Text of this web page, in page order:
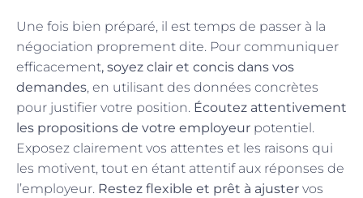
Une fois bien préparé, il est temps de passer à la
négociation proprement dite. Pour communiquer
efficacement, soyez clair et concis dans vos
demandes, en utilisant des données concrètes
pour justifier votre position. Écoutez attentivement
les propositions de votre employeur potentiel.
Exposez clairement vos attentes et les raisons qui
les motivent, tout en étant attentif aux réponses de
l’employeur. Restez flexible et prêt à ajuster vos